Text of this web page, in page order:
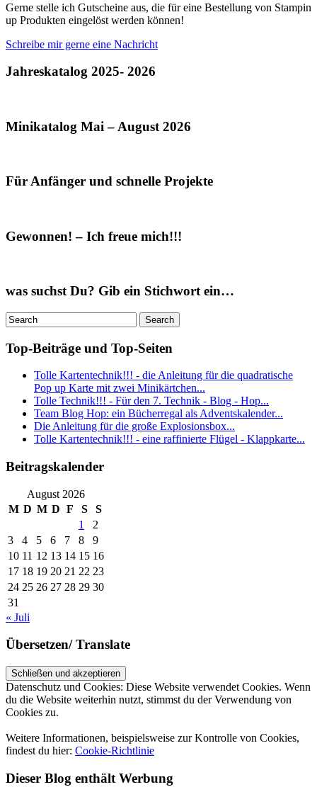
Gerne stelle ich Gutscheine aus, die für eine Bestellung von Stampin
up Produkten eingelöst werden können!
Schreibe mir gerne eine Nachricht
Jahreskatalog 2025- 2026
Minikatalog Mai – August 2026
Für Anfänger und schnelle Projekte
Gewonnen! – Ich freue mich!!!
was suchst Du? Gib ein Stichwort ein…
Top-Beiträge und Top-Seiten
Tolle Kartentechnik!!! - die Anleitung für die quadratische
Pop up Karte mit zwei Minikärtchen...
Tolle Technik!!! - Für den 7. Technik - Blog - Hop...
Team Blog Hop: ein Bücherregal als Adventskalender...
Die Anleitung für die große Explosionsbox...
Tolle Kartentechnik!!! - eine raffinierte Flügel - Klappkarte...
Beitragskalender
August 2026
M D M D F S
S
1
2
3
4 5 6 7 8
9
10 11 12 13 14 15 16
17 18 19 20 21 22 23
24 25 26 27 28 29 30
31
« Juli
Übersetzen/ Translate
Datenschutz und Cookies: Diese Website verwendet Cookies. Wenn
du die Website weiterhin nutzt, stimmst du der Verwendung von
Cookies zu.
Weitere Informationen, beispielsweise zur Kontrolle von Cookies,
findest du hier: Cookie-Richtlinie
Dieser Blog enthält Werbung